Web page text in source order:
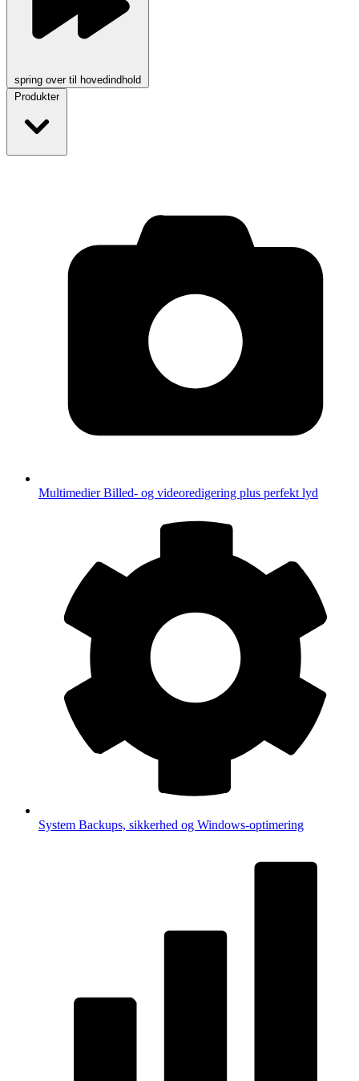
spring over til hovedindhold
Produkter
MultimedierBilled- og videoredigering plus perfekt lyd
System Backups, sikkerhed og Windows-optimering